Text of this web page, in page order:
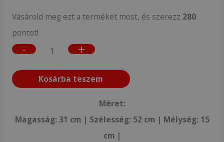
Vásárold meg ezt a terméket most, és szerezz 280
pontot!
- +
Kosárba teszem
Méret:
Magasság: 31 cm | Szélesség: 52 cm | Mélység: 15
cm |